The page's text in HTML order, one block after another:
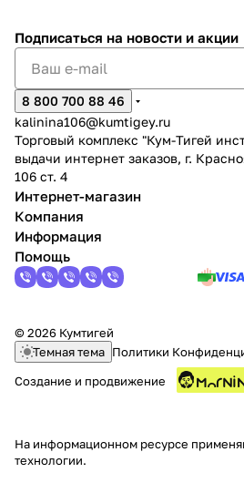
Подписаться на новости и акции
8 800 700 88 46
kalinina106@kumtigey.ru
Торговый комплекс "Кум-Тигей
выдачи интернет заказов, г.
106 ст. 4
Интернет-магазин
Компания
Информация
Помощь
© 2026 Кумтигей
Темная тема Политики
Создание и продвижение
На информационном ресурсе
технологии.